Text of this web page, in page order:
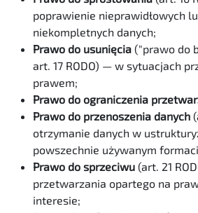
poprawienie nieprawidłowych
niekompletnych danych;
Prawo do usunięcia ("prawo do
art. 17 RODO) — w sytuacjach
prawem;
Prawo do ograniczenia
Prawo do przenoszenia danych
otrzymanie danych w
powszechnie używanym
Prawo do sprzeciwu (art. 21
przetwarzania opartego na
interesie;